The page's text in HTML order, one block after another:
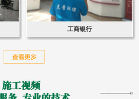
工商银行